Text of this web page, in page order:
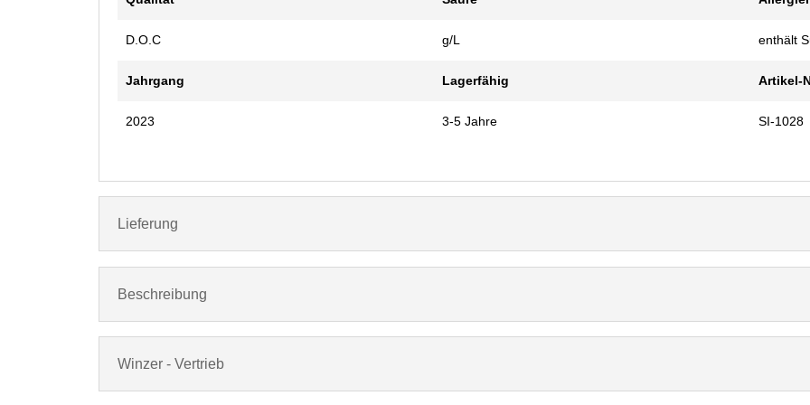
D.O.C g/L enthält
Jahrgang Lagerfähig Artikel-
2023 3-5 Jahre SI-1028
Lieferung
Beschreibung
Winzer - Vertrieb